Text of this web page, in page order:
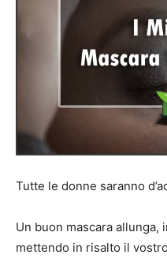
Tutte le donne saranno
Un buon mascara
mettendo in risalto il